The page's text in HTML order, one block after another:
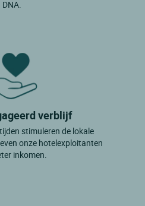
DNA.
verblijf
stimuleren de lokale
onze hotelexploitanten
inkomen.